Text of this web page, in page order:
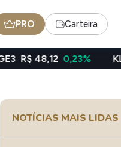
PRO Carteira
KLBN11 R$ 18,01
NOTÍCIAS MAIS LIDAS